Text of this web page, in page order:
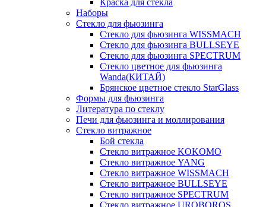
Краска для стекла
Наборы
Стекло для фьюзинга
Стекло для фьюзинга WISSMACH
Стекло для фьюзинга BULLSEYE
Стекло для фьюзинга SPECTRUM
Стекло цветное для фьюзинга
Wanda(КИТАЙ)
Брянское цветное стекло StarGlass
Формы для фьюзинга
Литература по стеклу
Печи для фьюзинга и моллирования
Стекло витражное
Бой стекла
Стекло витражное KOKOMO
Стекло витражное YANG
Стекло витражное WISSMACH
Стекло витражное BULLSEYE
Стекло витражное SPECTRUM
Стекло витражное UROBOROS